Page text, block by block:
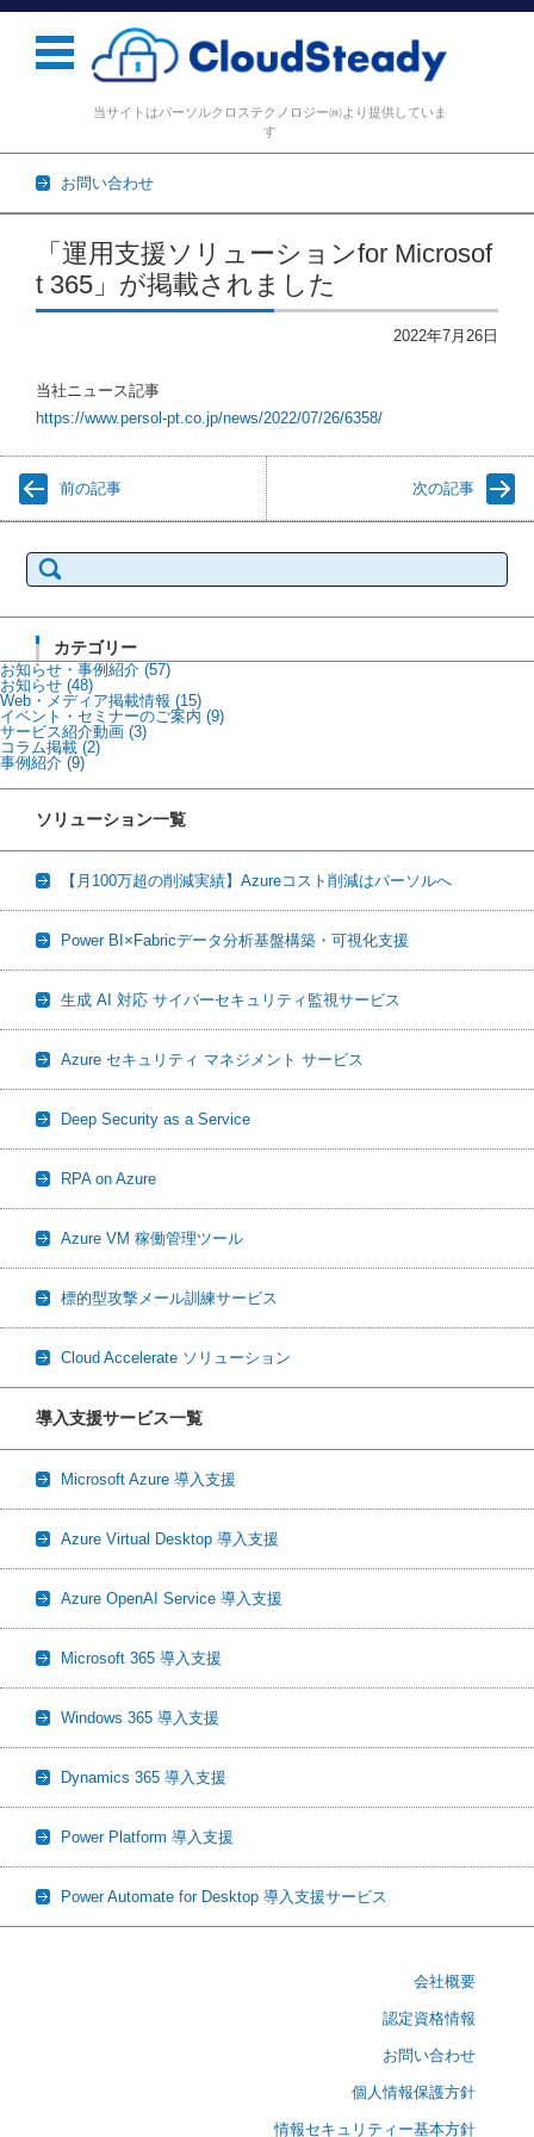
当サイトはパーソルクロステクノロジー㈱より提供していま
す
お問い合わせ
コンテンツに移動
「運用支援ソリューションfor Microsof
t 365」が掲載されました
2022年7月26日
当社ニュース記事
https://www.persol-pt.co.jp/news/2022/07/26/6358/
前の記事 次の記事
索:
カテゴリー
お知らせ・事例紹介 (57)
お知らせ (48)
Web・メディア掲載情報 (15)
イベント・セミナーのご案内 (9)
サービス紹介動画 (3)
コラム掲載 (2)
事例紹介 (9)
ソリューション一覧
【月100万超の削減実績】Azureコスト削減はパーソルへ
Power BI×Fabricデータ分析基盤構築・可視化支援
生成 AI 対応 サイバーセキュリティ監視サービス
Azure セキュリティ マネジメント サービス
Deep Security as a Service
RPA on Azure
Azure VM 稼働管理ツール
標的型攻撃メール訓練サービス
Cloud Accelerate ソリューション
導入支援サービス一覧
Microsoft Azure 導入支援
Azure Virtual Desktop 導入支援
Azure OpenAI Service 導入支援
Microsoft 365 導入支援
Windows 365 導入支援
Dynamics 365 導入支援
Power Platform 導入支援
Power Automate for Desktop 導入支援サービス
会社概要
認定資格情報
お問い合わせ
個人情報保護方針
情報セキュリティー基本方針